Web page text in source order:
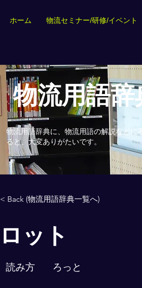
ホーム 物流セミナー/研修/イベント
物流用語
物流用語辞典に、物流用語の解説などに
ると、大変ありがたいです。
< Back (物流用語辞典一覧へ)
ロット
読み方 ろっと